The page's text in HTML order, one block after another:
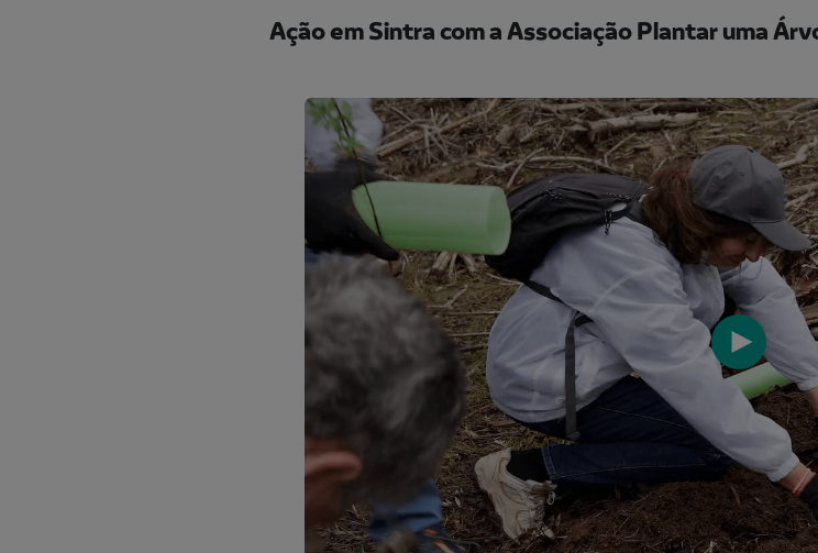
Ação em Sintra com a Associação Plantar uma